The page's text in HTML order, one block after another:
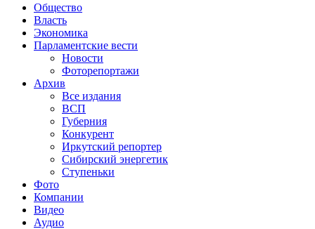
Общество
Власть
Экономика
Парламентские вести
Новости
Фоторепортажи
Архив
Все издания
ВСП
Губерния
Конкурент
Иркутский репортер
Сибирский энергетик
Ступеньки
Фото
Компании
Видео
Аудио